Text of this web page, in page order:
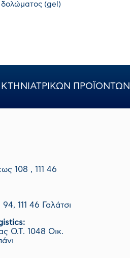
δολώματος (gel)
ΠΡΟΪΟΝΤΩΝ
108 , 111 46
111 46 Γαλάτσι
Ο.Τ. 1048 Οικ.